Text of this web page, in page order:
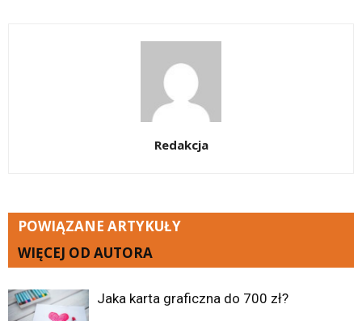
Redakcja
POWIĄZANE ARTYKUŁY
WIĘCEJ OD AUTORA
Jaka karta graficzna do 700 zł?